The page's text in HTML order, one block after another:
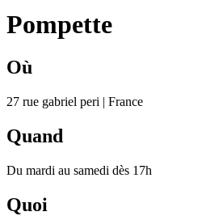
Pompette
Où
27 rue gabriel peri | France
Quand
Du mardi au samedi dès 17h
Quoi